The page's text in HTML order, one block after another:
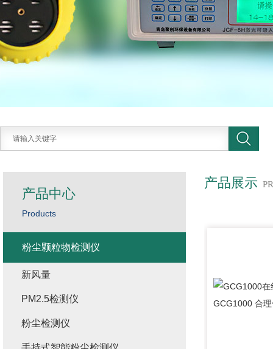
产品展示
产品中心
Products
粉尘颗粒物检测仪
新风量
PM2.5检测仪
粉尘检测仪